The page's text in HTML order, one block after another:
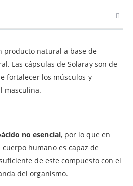
producto natural a base de
Las cápsulas de Solaray son de
fortalecer los músculos y
masculina.
no esencial, por lo que en
humano es capaz de
de este compuesto con el
del organismo.